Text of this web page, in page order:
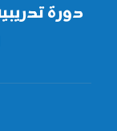
دورة